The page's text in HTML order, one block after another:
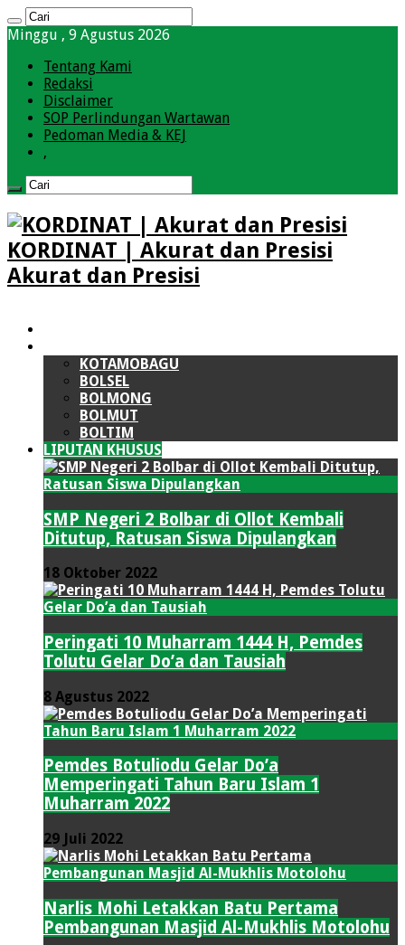
Minggu , 9 Agustus 2026
Tentang Kami
Redaksi
Disclaimer
SOP Perlindungan Wartawan
Pedoman Media & KEJ
,
KORDINAT | Akurat dan Presisi
Akurat dan Presisi
KOTAMOBAGU
BOLSEL
BOLMONG
BOLMUT
BOLTIM
LIPUTAN KHUSUS
SMP Negeri 2 Bolbar di Ollot Kembali
Ditutup, Ratusan Siswa Dipulangkan
18 Oktober 2022
Peringati 10 Muharram 1444 H, Pemdes
Tolutu Gelar Do’a dan Tausiah
8 Agustus 2022
Pemdes Botuliodu Gelar Do’a
Memperingati Tahun Baru Islam 1
Muharram 2022
29 Juli 2022
Narlis Mohi Letakkan Batu Pertama
Pembangunan Masjid Al-Mukhlis Motolohu